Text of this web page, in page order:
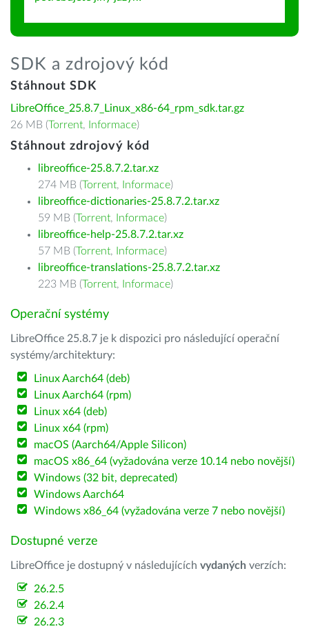
SDK a zdrojový kód
Stáhnout SDK
LibreOffice_25.8.7_Linux_x86-64_rpm_sdk.tar.gz
26 MB (Torrent, Informace)
Stáhnout zdrojový kód
libreoffice-25.8.7.2.tar.xz
274 MB (Torrent, Informace)
libreoffice-dictionaries-25.8.7.2.tar.xz
59 MB (Torrent, Informace)
libreoffice-help-25.8.7.2.tar.xz
57 MB (Torrent, Informace)
libreoffice-translations-25.8.7.2.tar.xz
223 MB (Torrent, Informace)
Operační systémy
LibreOffice 25.8.7 je k dispozici pro následující operační
systémy/architektury:
Linux Aarch64 (deb)
Linux Aarch64 (rpm)
Linux x64 (deb)
Linux x64 (rpm)
macOS (Aarch64/Apple Silicon)
macOS x86_64 (vyžadována verze 10.14 nebo novější)
Windows (32 bit, deprecated)
Windows Aarch64
Windows x86_64 (vyžadována verze 7 nebo novější)
Dostupné verze
LibreOffice je dostupný v následujících vydaných verzích:
26.2.5
26.2.4
26.2.3